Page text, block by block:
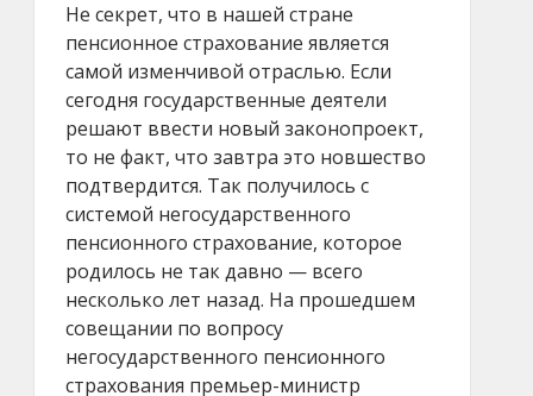
Не секрет, что в нашей стране
пенсионное страхование является
самой изменчивой отраслью. Если
сегодня государственные деятели
решают ввести новый законопроект,
то не факт, что завтра это новшество
подтвердится. Так получилось с
системой негосударственного
пенсионного страхование, которое
родилось не так давно — всего
несколько лет назад. На прошедшем
совещании по вопросу
негосударственного пенсионного
страхования премьер-министр